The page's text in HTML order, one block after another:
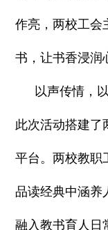
作亮，两校工会
书，让书香浸润
以声传情，
此次活动搭建了
平台。两校教职
品读经典中涵养
融入教书育人日